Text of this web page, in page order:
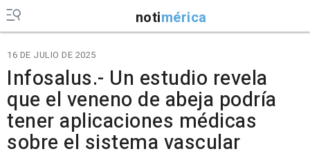
notimérica
16 DE JULIO DE 2025
Infosalus.- Un estudio revela
que el veneno de abeja podría
tener aplicaciones médicas
sobre el sistema vascular